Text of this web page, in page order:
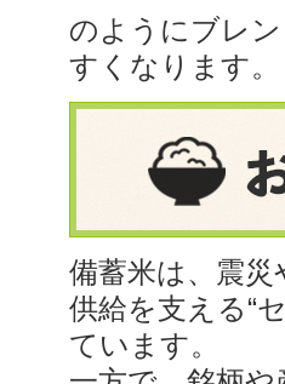
のようにブレ
すくなります。
備蓄米は、震
供給を支える“
ています。